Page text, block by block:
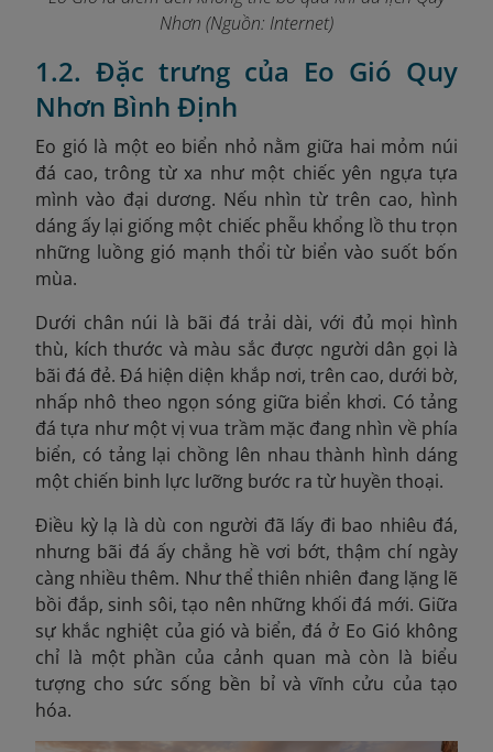
Nhơn (Nguồn: Internet)
1.2. Đặc trưng của Eo Gió Quy
Nhơn Bình Định
Eo gió là một eo biển nhỏ nằm giữa hai mỏm núi
đá cao, trông từ xa như một chiếc yên ngựa tựa
mình vào đại dương. Nếu nhìn từ trên cao, hình
dáng ấy lại giống một chiếc phễu khổng lồ thu trọn
những luồng gió mạnh thổi từ biển vào suốt bốn
mùa.
Dưới chân núi là bãi đá trải dài, với đủ mọi hình
thù, kích thước và màu sắc được người dân gọi là
bãi đá đẻ. Đá hiện diện khắp nơi, trên cao, dưới bờ,
nhấp nhô theo ngọn sóng giữa biển khơi. Có tảng
đá tựa như một vị vua trầm mặc đang nhìn về phía
biển, có tảng lại chồng lên nhau thành hình dáng
một chiến binh lực lưỡng bước ra từ huyền thoại.
Điều kỳ lạ là dù con người đã lấy đi bao nhiêu đá,
nhưng bãi đá ấy chẳng hề vơi bớt, thậm chí ngày
càng nhiều thêm. Như thể thiên nhiên đang lặng lẽ
bồi đắp, sinh sôi, tạo nên những khối đá mới. Giữa
sự khắc nghiệt của gió và biển, đá ở Eo Gió không
chỉ là một phần của cảnh quan mà còn là biểu
tượng cho sức sống bền bỉ và vĩnh cửu của tạo
hóa.